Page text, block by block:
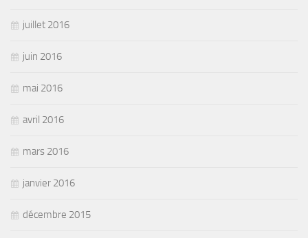
juillet 2016
juin 2016
mai 2016
avril 2016
mars 2016
janvier 2016
décembre 2015